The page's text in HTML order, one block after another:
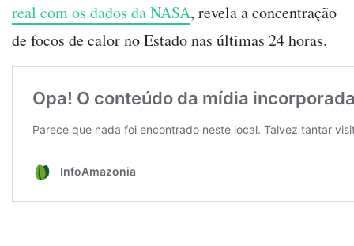
real com os dados da NASA, revela a concentração
de focos de calor no Estado nas últimas 24 horas.